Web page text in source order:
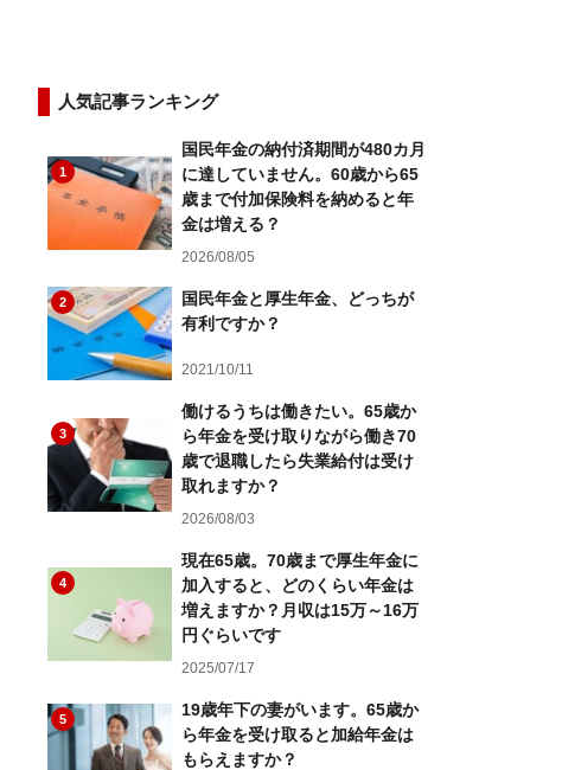
人気記事ランキング
1
国民年金の納付済期間が480カ月
に達していません。60歳から65
歳まで付加保険料を納めると年
金は増える？
2026/08/05
2
国民年金と厚生年金、どっちが
有利ですか？
2021/10/11
3
働けるうちは働きたい。65歳か
ら年金を受け取りながら働き70
歳で退職したら失業給付は受け
取れますか？
2026/08/03
4
現在65歳。70歳まで厚生年金に
加入すると、どのくらい年金は
増えますか？月収は15万～16万
円ぐらいです
2025/07/17
5
19歳年下の妻がいます。65歳か
ら年金を受け取ると加給年金は
もらえますか？